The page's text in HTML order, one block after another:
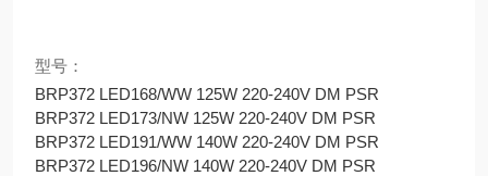
型号：
BRP372 LED168/WW 125W 220-240V DM PSR
BRP372 LED173/NW 125W 220-240V DM PSR
BRP372 LED191/WW 140W 220-240V DM PSR
BRP372 LED196/NW 140W 220-240V DM PSR